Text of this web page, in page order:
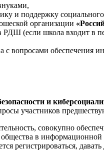
и поддержку социального
организации
(если школа входит в
с вопросами
и
участников
совокупно
в информационной
регистрироваться,